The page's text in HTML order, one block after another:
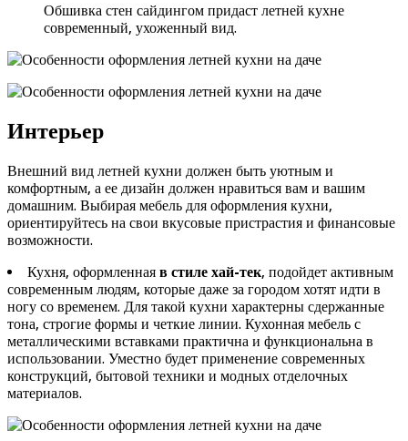
Обшивка стен сайдингом придаст летней кухне
современный, ухоженный вид.
Интерьер
Внешний вид летней кухни должен быть уютным и
комфортным, а ее дизайн должен нравиться вам и вашим
домашним. Выбирая мебель для оформления кухни,
ориентируйтесь на свои вкусовые пристрастия и финансовые
возможности.
Кухня, оформленная в стиле хай-тек, подойдет активным
современным людям, которые даже за городом хотят идти в
ногу со временем. Для такой кухни характерны сдержанные
тона, строгие формы и четкие линии. Кухонная мебель с
металлическими вставками практична и функциональна в
использовании. Уместно будет применение современных
конструкций, бытовой техники и модных отделочных
материалов.